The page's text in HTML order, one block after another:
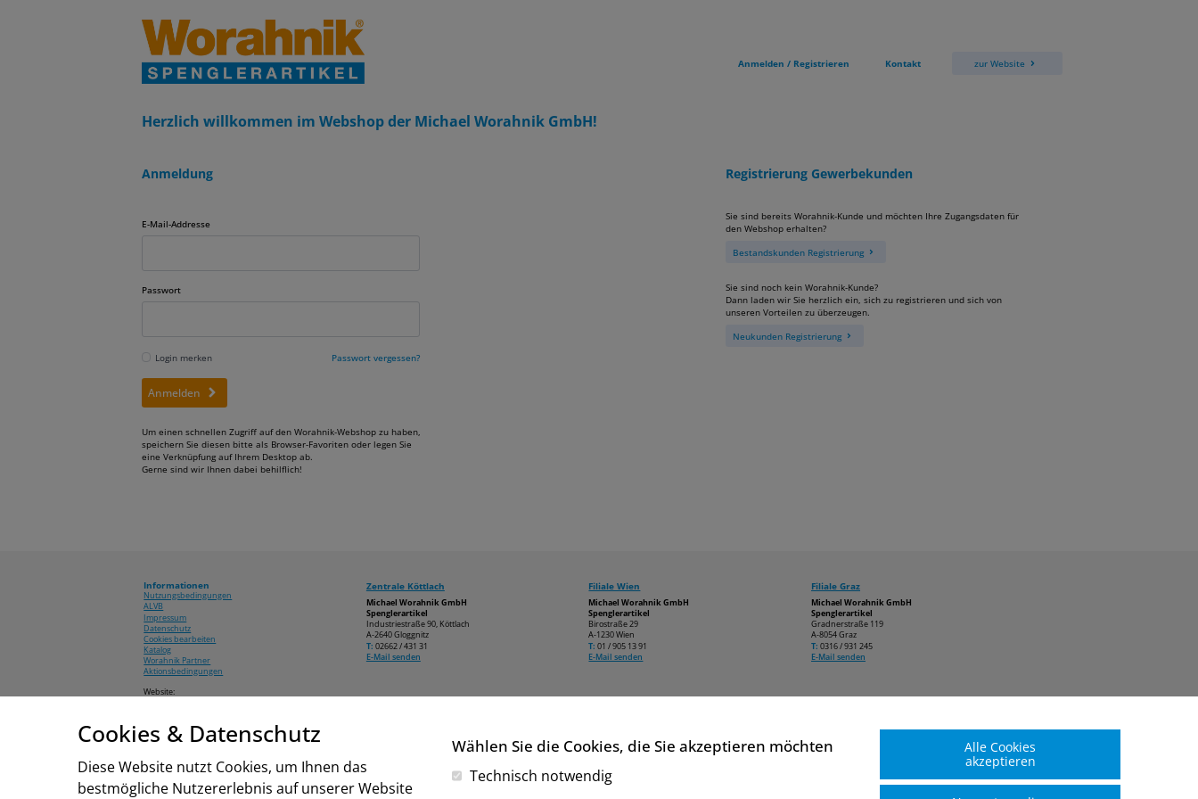
Anmelden / Registrieren Kontakt zur Website
Herzlich willkommen im Webshop der Michael Worahnik GmbH!
Anmeldung
E-Mail-Addresse
Passwort
Login merken Passwort vergessen?
Anmelden
Um einen schnellen Zugriff auf den Worahnik-Webshop zu haben,
speichern Sie diesen bitte als Browser-Favoriten oder legen Sie
eine Verknüpfung auf Ihrem Desktop ab.
Gerne sind wir Ihnen dabei behilflich!
Registrierung Gewerbekunden
Sie sind bereits Worahnik-Kunde und möchten Ihre Zugangsdaten für
den Webshop erhalten?
Bestandskunden Registrierung
Sie sind noch kein Worahnik-Kunde?
Dann laden wir Sie herzlich ein, sich zu registrieren und sich von
unseren Vorteilen zu überzeugen.
Neukunden Registrierung
Informationen
Nutzungsbedingungen
ALVB
Impressum
Datenschutz
Cookies bearbeiten
Katalog
Worahnik Partner
Aktionsbedingungen
Website:
Zentrale Köttlach
Michael Worahnik GmbH
Spenglerartikel
Industriestraße 90, Köttlach
A-2640 Gloggnitz
T: 02662 / 431 31
E-Mail senden
Filiale Wien
Michael Worahnik GmbH
Spenglerartikel
Birostraße 29
A-1230 Wien
T: 01 / 905 13 91
E-Mail senden
Filiale Graz
Michael Worahnik GmbH
Spenglerartikel
Gradnerstraße 119
A-8054 Graz
T: 0316 / 931 245
E-Mail senden
Cookies & Datenschutz
Diese Website nutzt Cookies, um Ihnen das
bestmögliche Nutzererlebnis auf unserer Website
Wählen Sie die Cookies, die Sie akzeptieren möchten
Technisch notwendig
Alle Cookies
akzeptieren